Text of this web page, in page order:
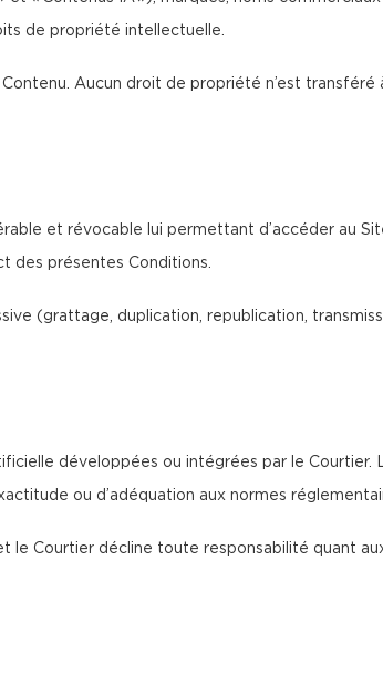
de propriété intellectuelle.
Aucun droit de propriété n’est transféré
et révocable lui permettant d’accéder au
des présentes Conditions.
(grattage, duplication, republication,
développées ou intégrées par le Courtier.
ou d’adéquation aux normes
le Courtier décline toute responsabilité quant